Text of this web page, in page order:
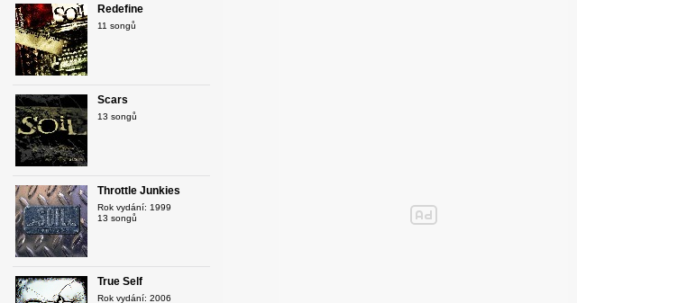
Redefine
11 songů
Scars
13 songů
Throttle Junkies
Rok vydání: 1999
13 songů
True Self
Rok vydání: 2006